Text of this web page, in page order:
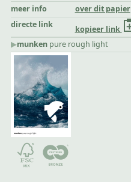
meer info
over dit papier
directe link
kopieer link
▶︎munken pure rough light